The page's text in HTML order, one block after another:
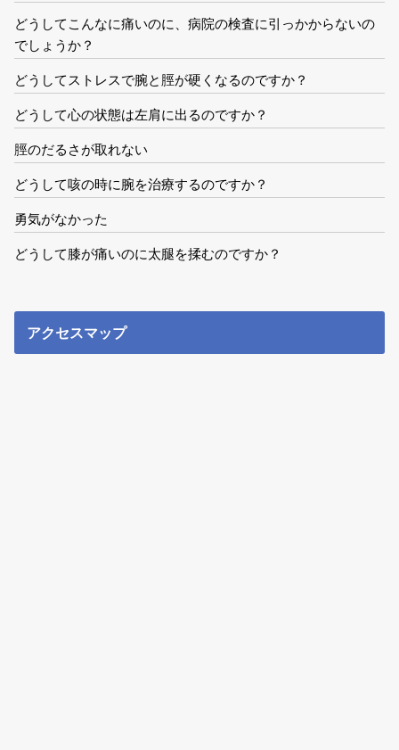
どうしてこんなに痛いのに、病院の検査に引っかからないの
でしょうか？
どうしてストレスで腕と脛が硬くなるのですか？
どうして心の状態は左肩に出るのですか？
脛のだるさが取れない
どうして咳の時に腕を治療するのですか？
勇気がなかった
どうして膝が痛いのに太腿を揉むのですか？
アクセスマップ